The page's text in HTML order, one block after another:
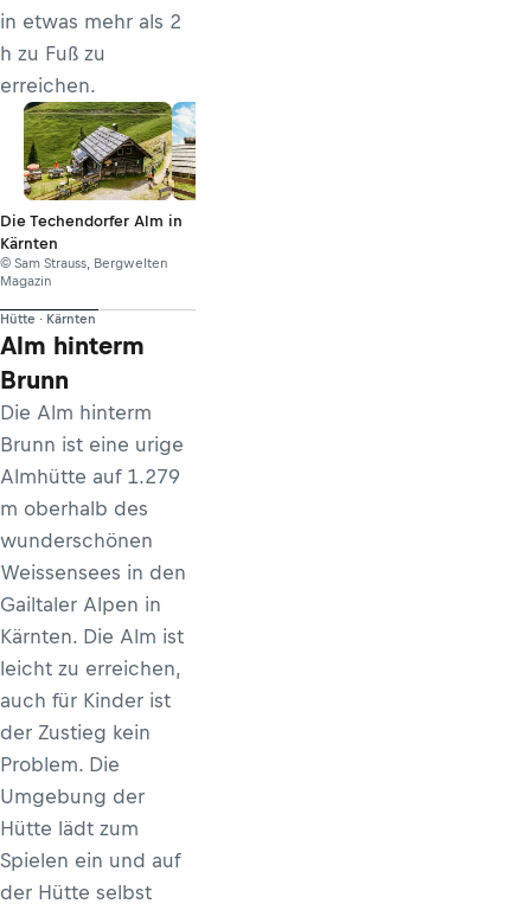
in etwas mehr als 2
h zu Fuß zu
erreichen.
Die Techendorfer Alm in
Kärnten
© Sam Strauss, Bergwelten
Magazin
Hütte · Kärnten
Alm hinterm
Brunn
Die Alm hinterm
Brunn ist eine urige
Almhütte auf 1.279
m oberhalb des
wunderschönen
Weissensees in den
Gailtaler Alpen in
Kärnten. Die Alm ist
leicht zu erreichen,
auch für Kinder ist
der Zustieg kein
Problem. Die
Umgebung der
Hütte lädt zum
Spielen ein und auf
der Hütte selbst